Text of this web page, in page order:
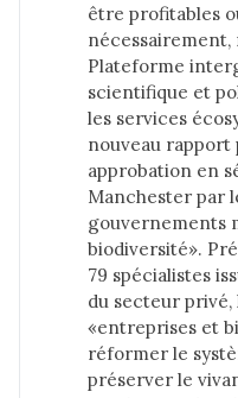
être profitables
Plateforme
scientifique et
les services
nouveau rapport
approbation en
Manchester par
gouvernements
biodiversité».
79 spécialistes
du secteur
«entreprises et
réformer le
préserver le